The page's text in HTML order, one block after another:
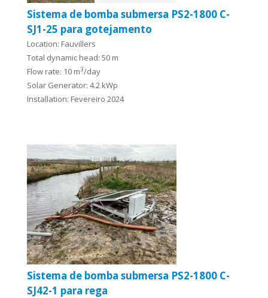
Sistema de bomba submersa PS2-1800 C-
SJ1-25 para gotejamento
Location: Fauvillers
Total dynamic head: 50 m
Flow rate: 10 m3/day
Solar Generator: 4.2 kWp
Installation: Fevereiro 2024
Sistema de bomba submersa PS2-1800 C-
SJ42-1 para rega